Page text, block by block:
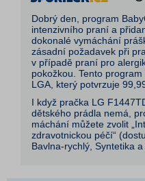
Dobrý den, program
intenzivního praní a
dokonalé vymáchání
zásadní požadavek při
v případě praní pro
pokožkou. Tento
LGA, který potvrzuje
I když pračka LG
dětského prádla nemá,
máchání můžete zvolit
zdravotnickou péčí“
Bavlna-rychlý, Syntetika